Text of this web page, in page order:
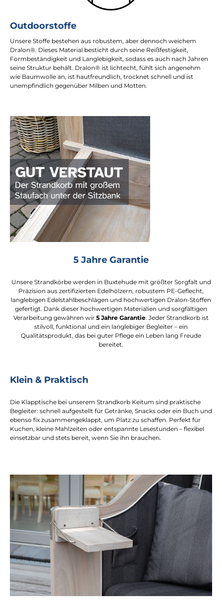
Outdoorstoffe
Unsere Stoffe bestehen aus robustem, aber dennoch weichem
Dralon®. Dieses Material besticht durch seine Reißfestigkeit,
Formbeständigkeit und Langlebigkeit, sodass es auch nach Jahren
seine Struktur behält. Dralon® ist lichtecht, fühlt sich angenehm
wie Baumwolle an, ist hautfreundlich, trocknet schnell und ist
unempfindlich gegenüber Milben und Motten.
5 Jahre Garantie
Unsere Strandkörbe werden in Buxtehude mit größter Sorgfalt und
Präzision aus zertifizierten Edelhölzern, robustem PE-Geflecht,
langlebigen Edelstahlbeschlägen und hochwertigen Dralon-Stoffen
gefertigt. Dank dieser hochwertigen Materialien und sorgfältigen
Verarbeitung gewähren wir 5 Jahre Garantie. Jeder Strandkorb ist
stilvoll, funktional und ein langlebiger Begleiter – ein
Qualitätsprodukt, das bei guter Pflege ein Leben lang Freude
bereitet.
Klein & Praktisch
Die Klapptische bei unserem Strandkorb Keitum sind praktische
Begleiter: schnell aufgestellt für Getränke, Snacks oder ein Buch und
ebenso fix zusammengeklappt, um Platz zu schaffen. Perfekt für
Kuchen, kleine Mahlzeiten oder entspannte Lesestunden – flexibel
einsetzbar und stets bereit, wenn Sie ihn brauchen.